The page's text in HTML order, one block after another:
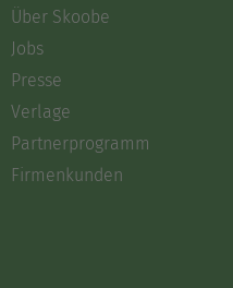
Über Skoobe
Jobs
Presse
Verlage
Partnerprogramm
Firmenkunden